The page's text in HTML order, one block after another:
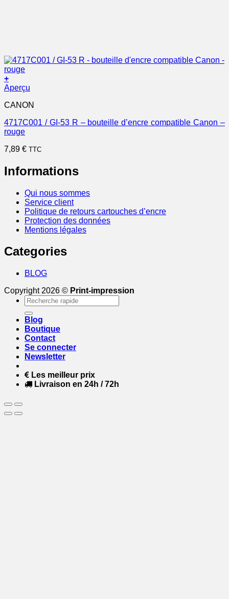
+
Aperçu
CANON
4717C001 / GI-53 R – bouteille d’encre compatible Canon –
rouge
7,89 € TTC
Informations
Qui nous sommes
Service client
Politique de retours cartouches d’encre
Protection des données
Mentions légales
Categories
BLOG
Copyright 2026 © Print-impression
Recherche
pour :
Blog
Boutique
Contact
Se connecter
Newsletter
Les meilleur prix
Livraison en 24h / 72h